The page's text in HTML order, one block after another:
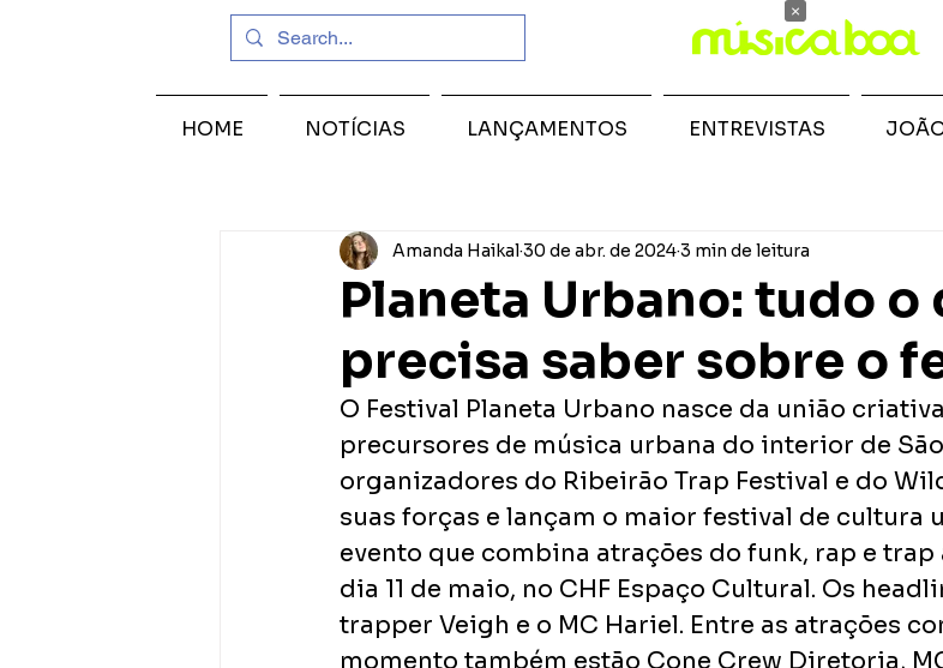
Planeta Urbano: tudo o
precisa saber sobre o
Amanda Haikal30 de abr. de 20243 min de leitura
O Festival Planeta Urbano nasce da união
precursores de música urbana do interior de São
organizadores do Ribeirão Trap Festival e do
suas forças e lançam o maior festival de cultura
evento que combina atrações do funk, rap e
dia 11 de maio, no CHF Espaço Cultural. Os
trapper Veigh e o MC Hariel. Entre as atrações
momento também estão Cone Crew Diretoria,
HOME NOTÍCIAS LANÇAMENTOS ENTREVISTAS
×